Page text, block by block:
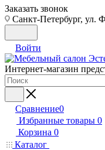
Заказать звонок
Санкт-Петербург, ул.
Войти
Интернет-магазин
Сравнение0
Избранные товары 0
Корзина 0
Каталог